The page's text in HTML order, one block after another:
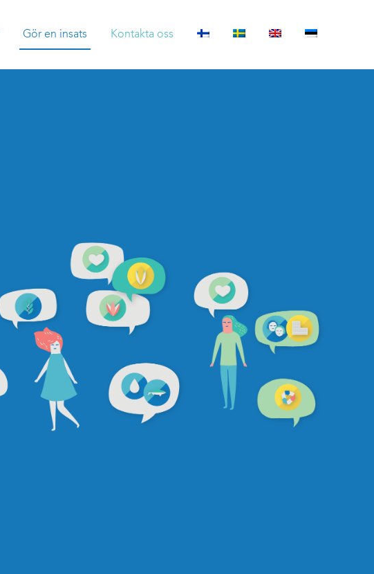
Gör en insats Kontakta oss